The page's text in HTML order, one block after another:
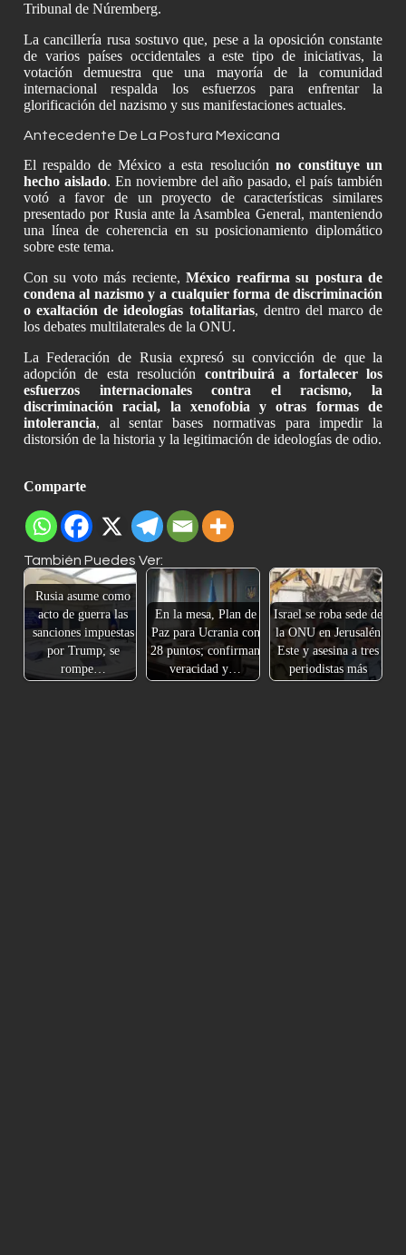
Tribunal de Núremberg.
La cancillería rusa sostuvo que, pese a la oposición constante
de varios países occidentales a este tipo de iniciativas, la
votación demuestra que una mayoría de la comunidad
internacional respalda los esfuerzos para enfrentar la
glorificación del nazismo y sus manifestaciones actuales.
Antecedente De La Postura Mexicana
El respaldo de México a esta resoluciónno constituye un
hecho aislado. En noviembre del año pasado, el país también
votó a favor de un proyecto de características similares
presentado por Rusia ante la Asamblea General, manteniendo
una línea de coherencia en su posicionamiento diplomático
sobre este tema.
Con su voto más reciente,México reafirma su postura de
condena al nazismo y a cualquier forma de discriminación
o exaltación de ideologías totalitarias, dentro del marco de
los debates multilaterales de la ONU.
La Federación de Rusia expresó su convicción de que la
adopción de esta resolución contribuirá a fortalecer los
esfuerzos internacionales contra el racismo, la
discriminación racial, la xenofobia y otras formas de
intolerancia, al sentar bases normativas para impedir la
distorsión de la historia y la legitimación de ideologías de odio.
Comparte
También Puedes Ver:
Rusia asume como
acto de guerra las
sanciones impuestas
por Trump; se
rompe…
En la mesa, Plan de
Paz para Ucrania con
28 puntos; confirman
veracidad y…
Israel se roba sede de
la ONU en Jerusalén
Este y asesina a tres
periodistas más